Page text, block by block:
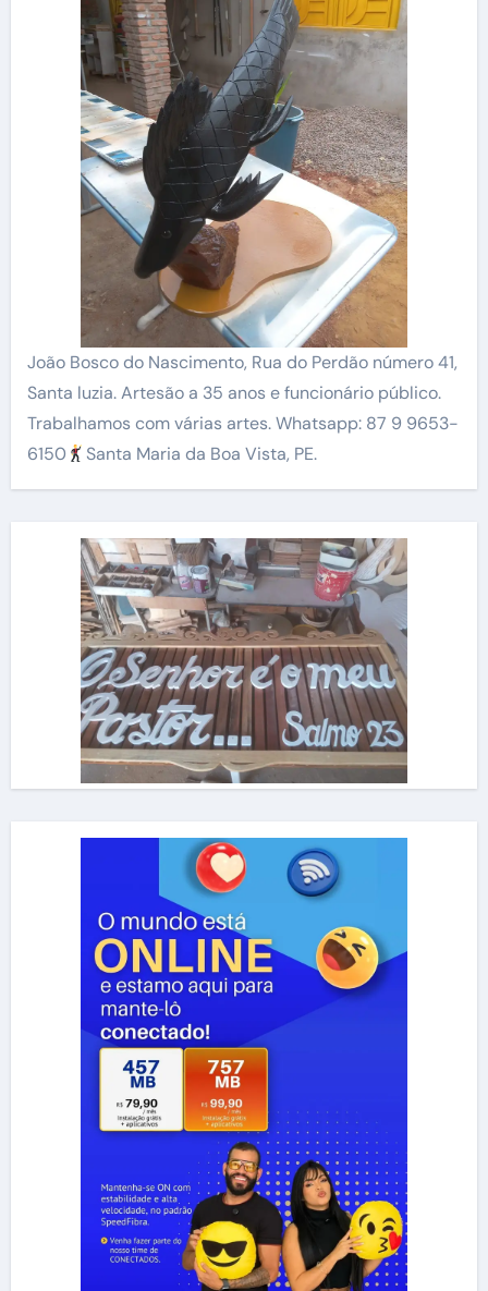
João Bosco do Nascimento, Rua do Perdão número 41,
Santa luzia. Artesão a 35 anos e funcionário público.
Trabalhamos com várias artes. Whatsapp: 87 9 9653-
6150
Santa Maria da Boa Vista, PE.